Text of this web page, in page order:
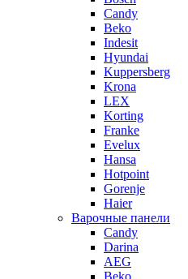
Candy
Beko
Indesit
Hyundai
Kuppersberg
Krona
LEX
Korting
Franke
Evelux
Hansa
Hotpoint
Gorenje
Haier
Варочные панели
Candy
Darina
AEG